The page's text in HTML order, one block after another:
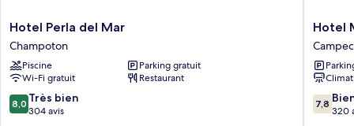
Hotel
Perla
del
Mar
Champoton
Hotel Perla del Mar
Champoton
Piscine
Parking gratuit
Wi-Fi gratuit
Restaurant
8.0
sur
8,0 Très bien
304 avis
Hotel
MB
Hotel
7.8
sur
7,8
320